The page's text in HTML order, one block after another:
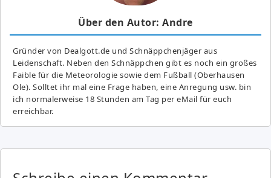
Über den Autor: Andre
Gründer von Dealgott.de und Schnäppchenjäger aus
Leidenschaft. Neben den Schnäppchen gibt es noch ein großes
Fai­ble für die Meteorologie sowie dem Fußball (Oberhausen
Ole). Solltet ihr mal eine Frage haben, eine Anregung usw. bin
ich normalerweise 18 Stunden am Tag per eMail für euch
erreichbar.